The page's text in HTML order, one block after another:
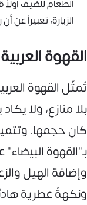
الطعام للضيف
الزيارة، تعبيراً
القهوة
تُمثّل القهوة
بلا منازع، ولا
كان حجمها.
بـ"القهوة
وإضافة الهيل
ونكهةً عطرية